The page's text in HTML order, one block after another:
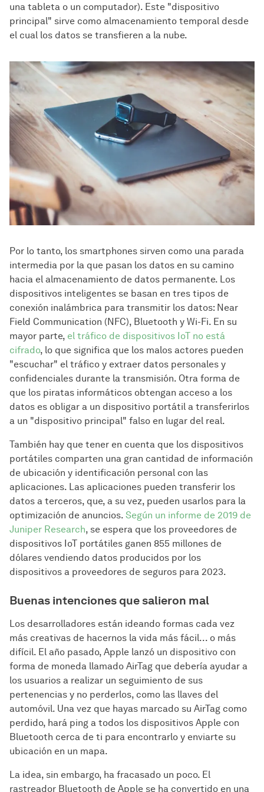
una tableta o un computador). Este "dispositivo
principal" sirve como almacenamiento temporal desde
el cual los datos se transfieren a la nube.
Por lo tanto, los smartphones sirven como una parada
intermedia por la que pasan los datos en su camino
hacia el almacenamiento de datos permanente. Los
dispositivos inteligentes se basan en tres tipos de
conexión inalámbrica para transmitir los datos: Near
Field Communication (NFC), Bluetooth y Wi-Fi. En su
mayor parte, el tráfico de dispositivos IoT no está
cifrado, lo que significa que los malos actores pueden
"escuchar" el tráfico y extraer datos personales y
confidenciales durante la transmisión. Otra forma de
que los piratas informáticos obtengan acceso a los
datos es obligar a un dispositivo portátil a transferirlos
a un "dispositivo principal" falso en lugar del real.
También hay que tener en cuenta que los dispositivos
portátiles comparten una gran cantidad de información
de ubicación y identificación personal con las
aplicaciones. Las aplicaciones pueden transferir los
datos a terceros, que, a su vez, pueden usarlos para la
optimización de anuncios. Según un informe de 2019 de
Juniper Research, se espera que los proveedores de
dispositivos IoT portátiles ganen 855 millones de
dólares vendiendo datos producidos por los
dispositivos a proveedores de seguros para 2023.
Buenas intenciones que salieron mal
Los desarrolladores están ideando formas cada vez
más creativas de hacernos la vida más fácil... o más
difícil. El año pasado, Apple lanzó un dispositivo con
forma de moneda llamado AirTag que debería ayudar a
los usuarios a realizar un seguimiento de sus
pertenencias y no perderlos, como las llaves del
automóvil. Una vez que hayas marcado su AirTag como
perdido, hará ping a todos los dispositivos Apple con
Bluetooth cerca de ti para encontrarlo y enviarte su
ubicación en un mapa.
La idea, sin embargo, ha fracasado un poco. El
rastreador Bluetooth de Apple se ha convertido en una